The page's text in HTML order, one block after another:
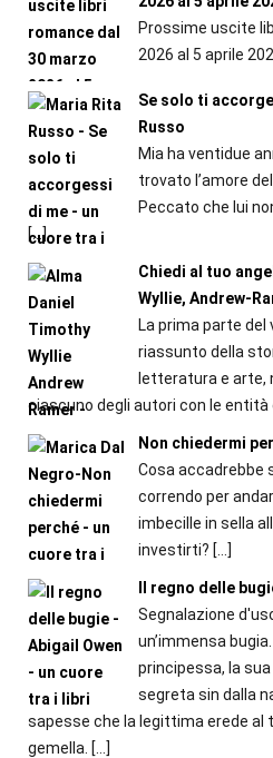
Prossime uscite
2026 al 5 aprile
Se solo ti
Russo
Mia ha ventidue
trovato l’amore
Peccato che lui
[…]
Chiedi al tuo
Wyllie, Andrew-
La prima parte del
riassunto della
letteratura e arte,
ciascuno degli autori con le entità
Non chiedermi
Cosa accadrebbe
correndo per
imbecille in sella
investirti? […]
Il regno delle
Segnalazione
un’immensa
principessa, la
segreta sin dalla
sapesse che la legittima erede al
gemella. […]